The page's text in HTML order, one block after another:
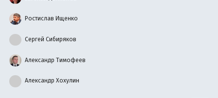
Ростислав Ищенко
Сергей Сибиряков
Александр Тимофеев
Александр Хохулин